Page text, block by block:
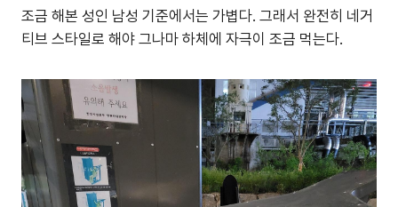
조금 해본 성인 남성 기준에서는 가볍다. 그래서 완전히 네거
티브 스타일로 해야 그나마 하체에 자극이 조금 먹는다.